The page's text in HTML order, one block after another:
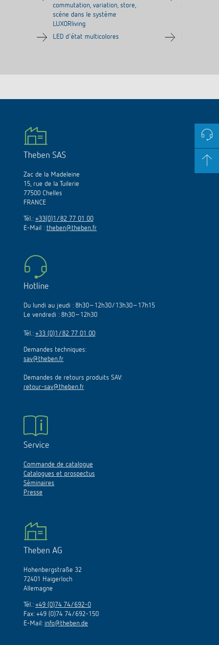
commutation, variation, store,
scène dans le système
LUXORliving
LED d'état multicolores
Theben SAS
Zac de la Madeleine
15, rue de la Tuilerie
77500 Chelles
FRANCE
Tél.: +33(0)1/82 77 01 00
E-Mail : theben@theben.fr
Hotline
Du lundi au jeudi : 8h30–12h30/13h30–17h15
Le vendredi : 8h30–12h30
Tél.: +33 (0)1/82 77 01 00
Demandes techniques:
sav@theben.fr
Demandes de retours produits SAV:
retour-sav@theben.fr
Service
Commande de catalogue
Catalogues et prospectus
Séminaires
Presse
Theben AG
Hohenbergstraße 32
72401 Haigerloch
Allemagne
Tél.: +49 (0)74 74/692-0
Fax: +49 (0)74 74/692-150
E-Mail: info@theben.de